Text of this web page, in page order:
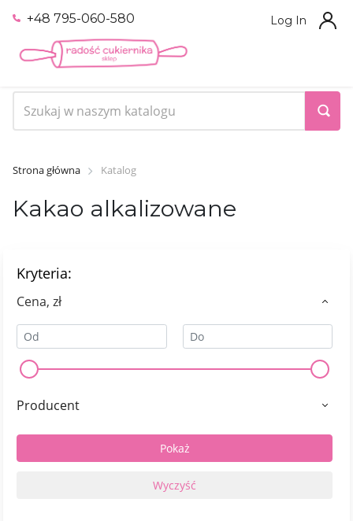
+48 795-060-580 Log In
Strona główna Katalog
Kakao alkalizowane
Kryteria:
Сena, zł
Producent